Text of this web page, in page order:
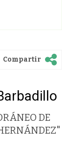
Compartir
DE